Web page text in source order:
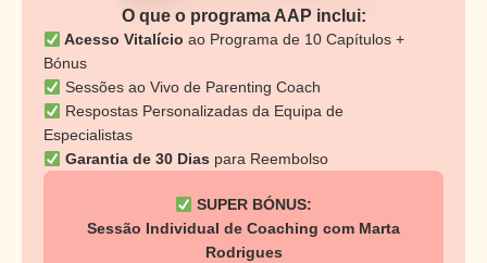
O que o programa AAP inclui:
Acesso Vitalício ao Programa de 10 Capítulos +
Bónus
Sessões ao Vivo de Parenting Coach
Respostas Personalizadas da Equipa de
Especialistas
Garantia de 30 Dias para Reembolso
SUPER BÓNUS:
Sessão Individual de Coaching com Marta
Rodrigues